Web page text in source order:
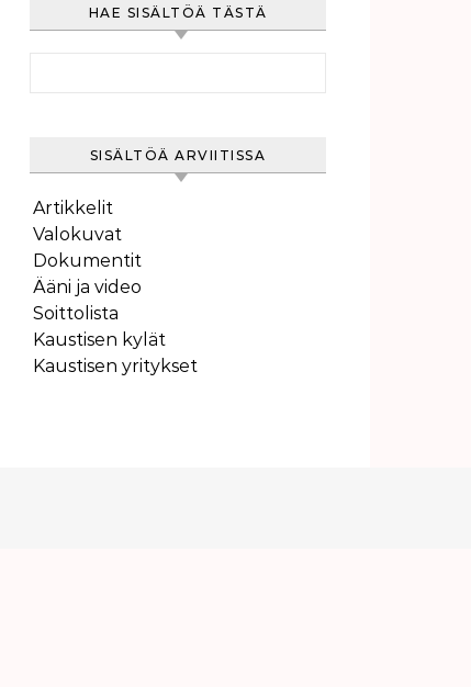
HAE SISÄLTÖÄ TÄSTÄ
SISÄLTÖÄ ARVIITISSA
Artikkelit
Valokuvat
Dokumentit
Ääni ja video
Soittolista
Kaustisen kylät
Kaustisen yritykset